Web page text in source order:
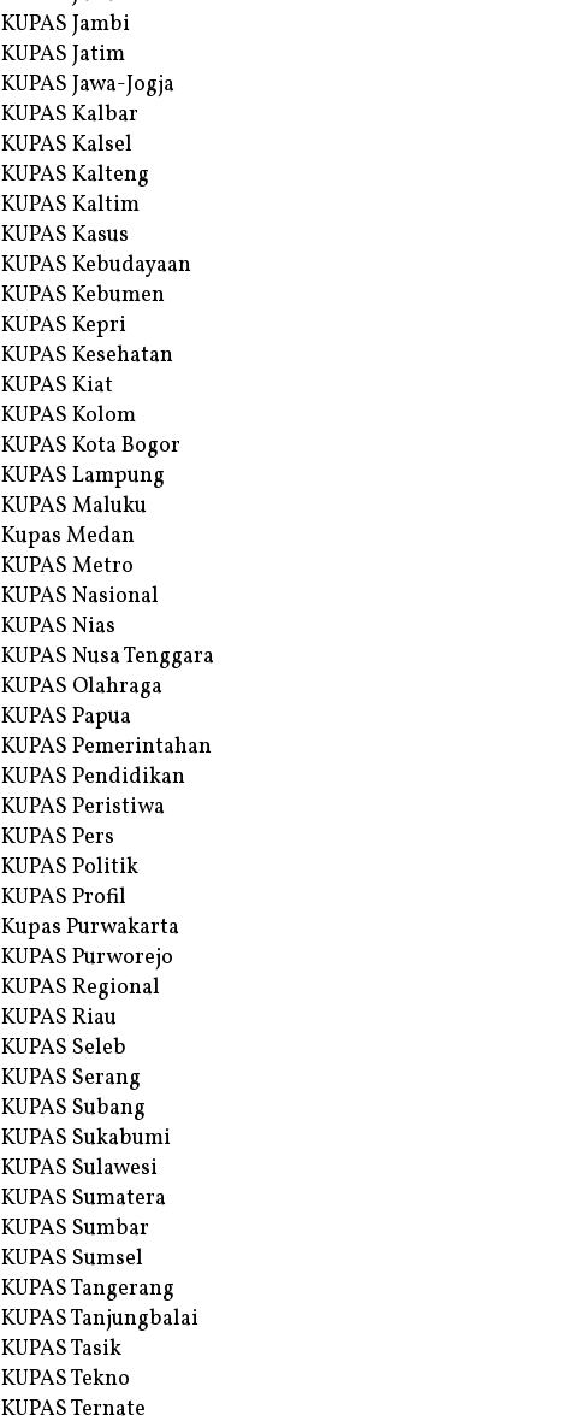
KUPAS Jambi
KUPAS Jatim
KUPAS Jawa-Jogja
KUPAS Kalbar
KUPAS Kalsel
KUPAS Kalteng
KUPAS Kaltim
KUPAS Kasus
KUPAS Kebudayaan
KUPAS Kebumen
KUPAS Kepri
KUPAS Kesehatan
KUPAS Kiat
KUPAS Kolom
KUPAS Kota Bogor
KUPAS Lampung
KUPAS Maluku
Kupas Medan
KUPAS Metro
KUPAS Nasional
KUPAS Nias
KUPAS Nusa Tenggara
KUPAS Olahraga
KUPAS Papua
KUPAS Pemerintahan
KUPAS Pendidikan
KUPAS Peristiwa
KUPAS Pers
KUPAS Politik
KUPAS Profil
Kupas Purwakarta
KUPAS Purworejo
KUPAS Regional
KUPAS Riau
KUPAS Seleb
KUPAS Serang
KUPAS Subang
KUPAS Sukabumi
KUPAS Sulawesi
KUPAS Sumatera
KUPAS Sumbar
KUPAS Sumsel
KUPAS Tangerang
KUPAS Tanjungbalai
KUPAS Tasik
KUPAS Tekno
KUPAS Ternate